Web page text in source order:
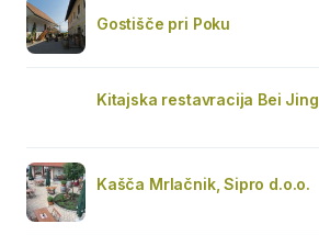
Gostišče pri Poku
Kitajska restavracija Bei Jing
Kašča Mrlačnik, Sipro d.o.o.